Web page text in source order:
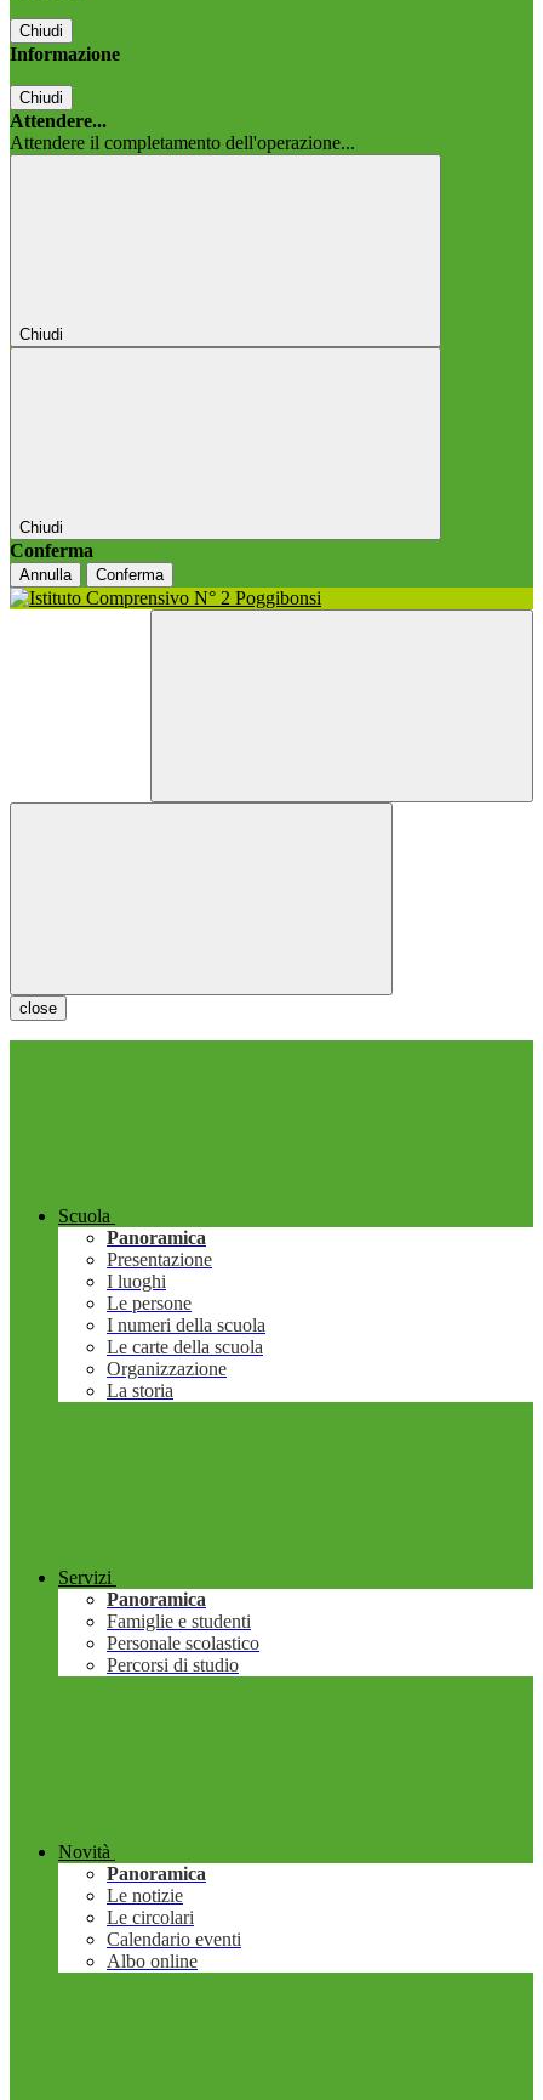
Chiudi
Informazione
Chiudi
Attendere...
Attendere il completamento dell'operazione...
Chiudi
Chiudi
Conferma
Annulla Conferma
close
Scuola
Panoramica
Presentazione
I luoghi
Le persone
I numeri della scuola
Le carte della scuola
Organizzazione
La storia
Servizi
Panoramica
Famiglie e studenti
Personale scolastico
Percorsi di studio
Novità
Panoramica
Le notizie
Le circolari
Calendario eventi
Albo online